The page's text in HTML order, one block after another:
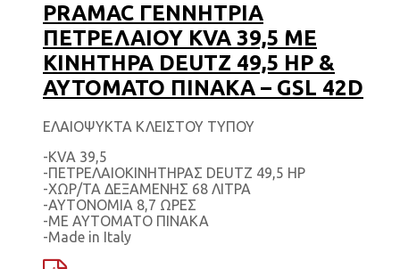
PRAMAC ΓΕΝΝΗΤΡΙΑ
ΠΕΤΡΕΛΑΙΟΥ KVA 39,5 ΜΕ
ΚΙΝΗΤΗΡΑ DEUTZ 49,5 HP &
ΑΥΤΟΜΑΤΟ ΠΙΝΑΚΑ – GSL 42D
EΛΑΙΟΨΥΚΤΑ ΚΛΕΙΣΤΟΥ ΤΥΠΟΥ
-KVA 39,5
-ΠΕΤΡΕΛΑΙΟΚΙΝΗΤΗΡΑΣ DEUTZ 49,5 HP
-ΧΩΡ/ΤΑ ΔΕΞΑΜΕΝΗΣ 68 ΛΙΤΡΑ
-ΑΥΤΟΝΟΜΙΑ 8,7 ΩΡΕΣ
-ΜΕ ΑΥΤΟΜΑΤΟ ΠΙΝΑΚΑ
-Made in Italy